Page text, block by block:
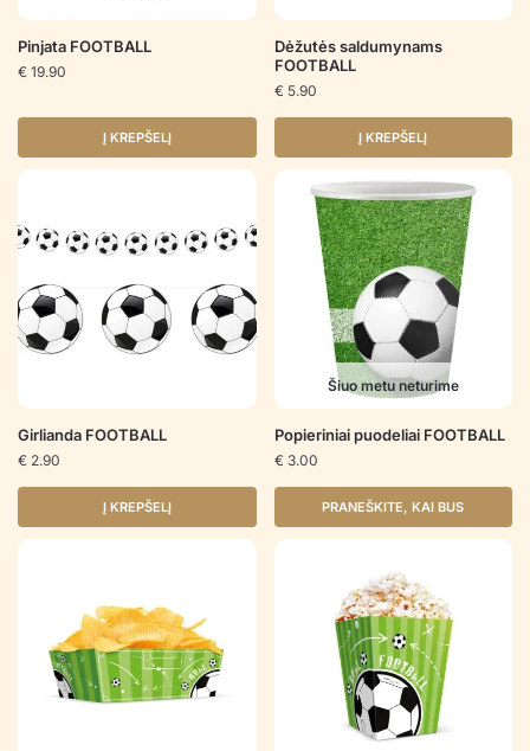
Pinjata FOOTBALL
€ 19.90
Į KREPŠELĮ
Dėžutės saldumynams
FOOTBALL
€ 5.90
Į KREPŠELĮ
Girlianda FOOTBALL
€ 2.90
Į KREPŠELĮ
Šiuo metu neturime
Popieriniai puodeliai FOOTBALL
€ 3.00
PRANEŠKITE, KAI BUS